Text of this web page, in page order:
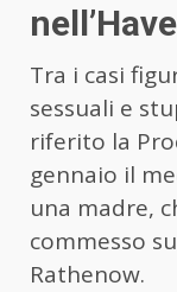
Tra i casi
sessuali e
riferito la
gennaio il
una madre,
commesso
Rathenow.